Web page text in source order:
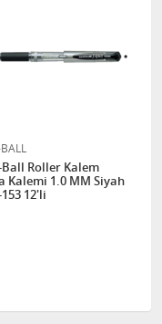
Roller Kalem
Kalemi 1.0 MM Siyah
12'li